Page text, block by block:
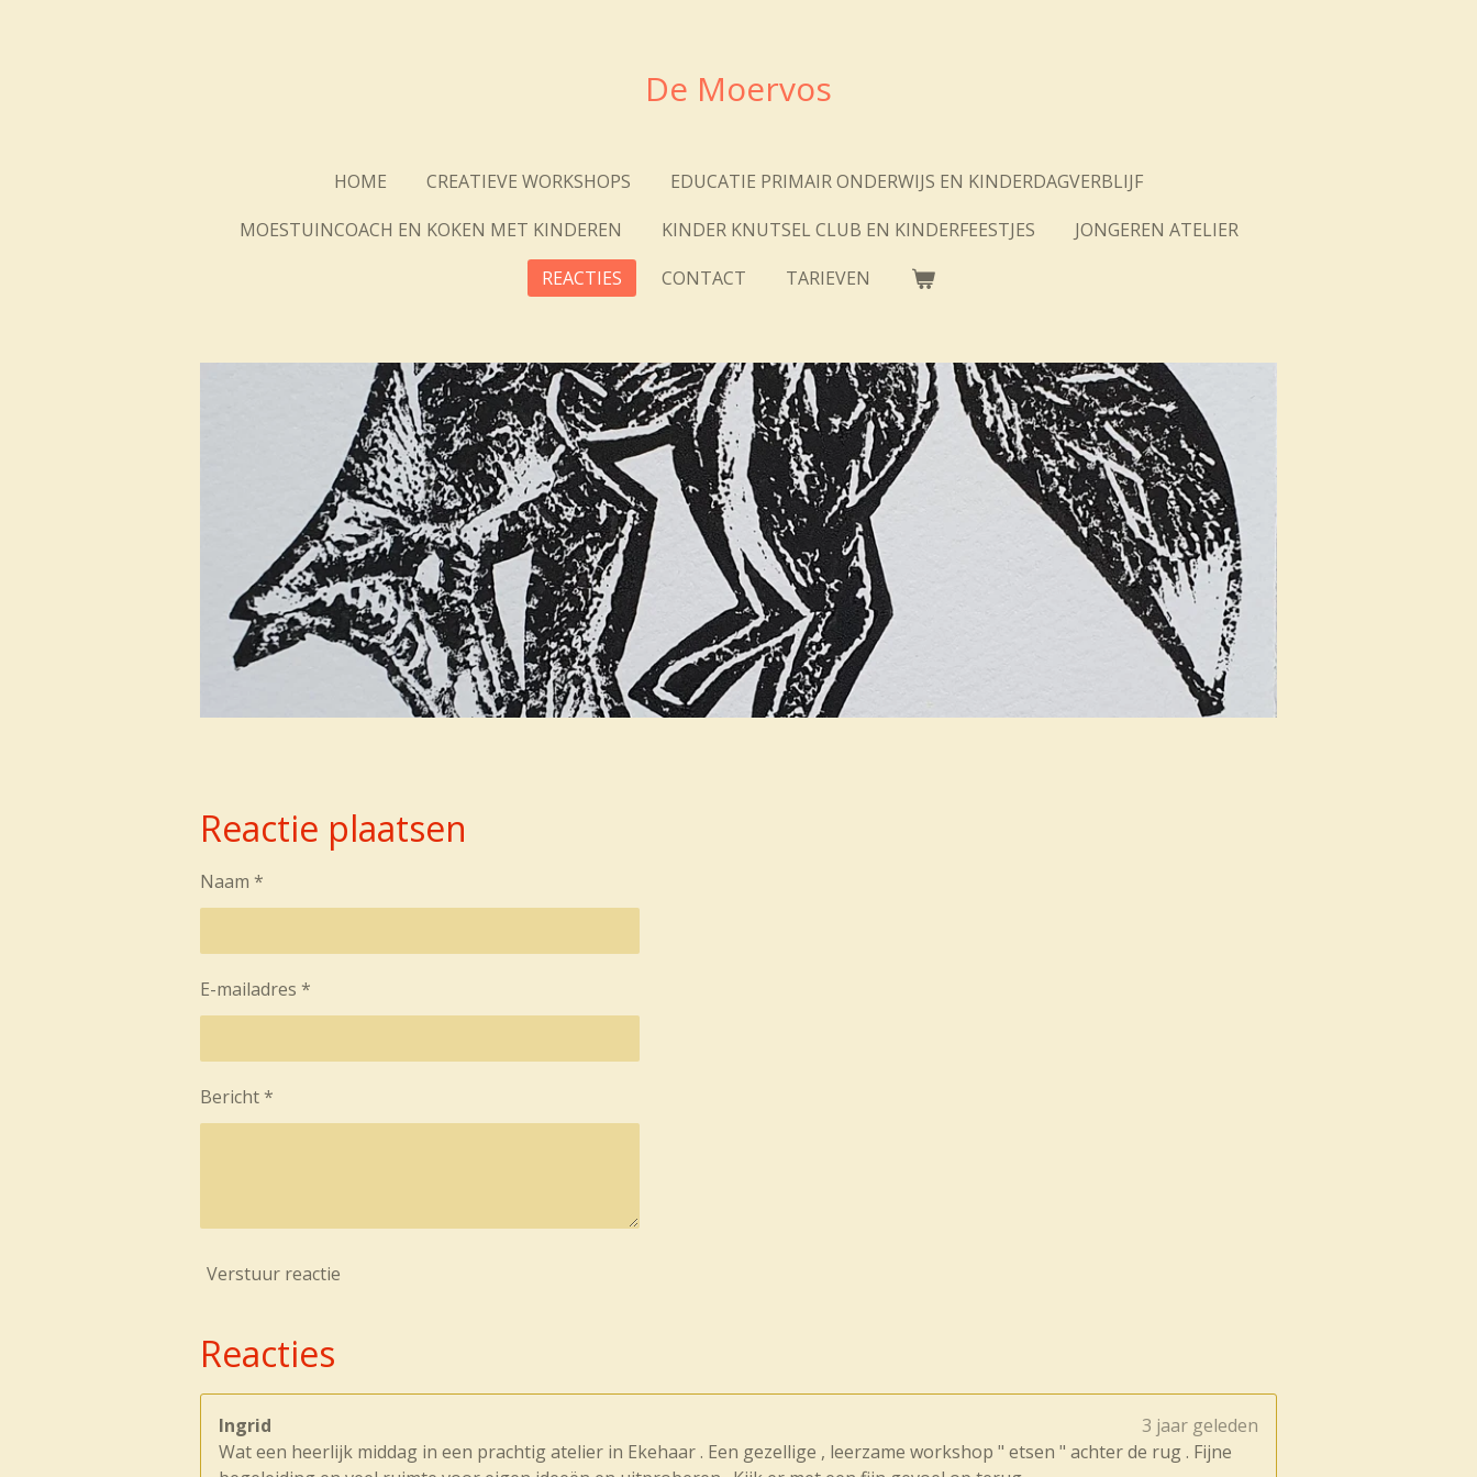
De Moervos
HOME CREATIEVE WORKSHOPS
EDUCATIE PRIMAIR ONDERWIJS EN KINDERDAGVERBLIJF
MOESTUINCOACH EN KOKEN MET KINDEREN
KINDER KNUTSEL CLUB EN KINDERFEESTJES
JONGEREN ATELIER
REACTIES
CONTACT TARIEVEN
Reactie plaatsen
Naam *
E-mailadres *
Bericht *
Verstuur reactie
Reacties
Ingrid
3 jaar geleden
Wat een heerlijk middag in een prachtig atelier in Ekehaar . Een gezellige , leerzame workshop " etsen " achter de rug . Fijne